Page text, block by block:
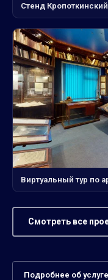
Стенд
Виртуальный тур по
Смотреть все
Подробнее об